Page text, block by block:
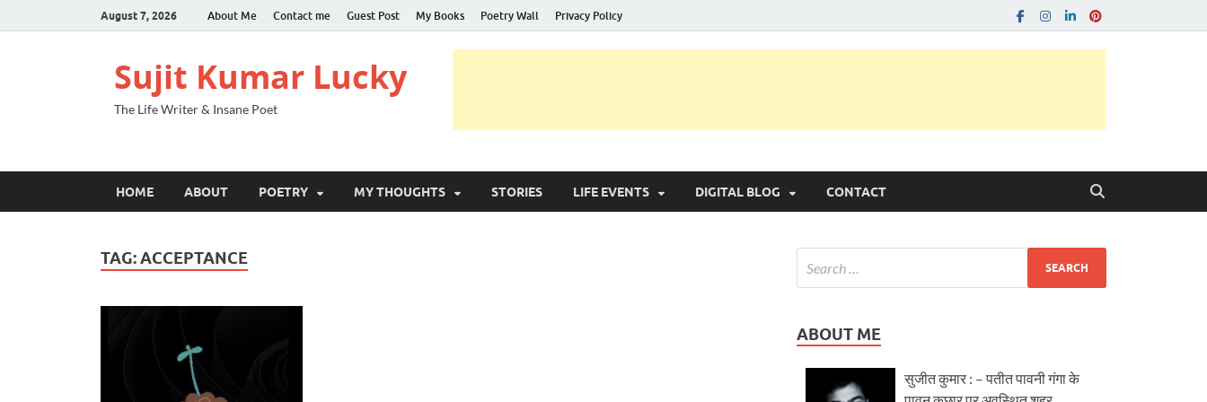
August 7, 2026 About Me Contact me Guest Post My Books Poetry Wall Privacy Policy
Sujit Kumar Lucky
The Life Writer & Insane Poet
HOME ABOUT POETRY MY THOUGHTS STORIES LIFE EVENTS DIGITAL BLOG CONTACT
TAG:ACCEPTANCE
ABOUT ME
सुजीत कुमार : – पतीत पावनी गंगा के